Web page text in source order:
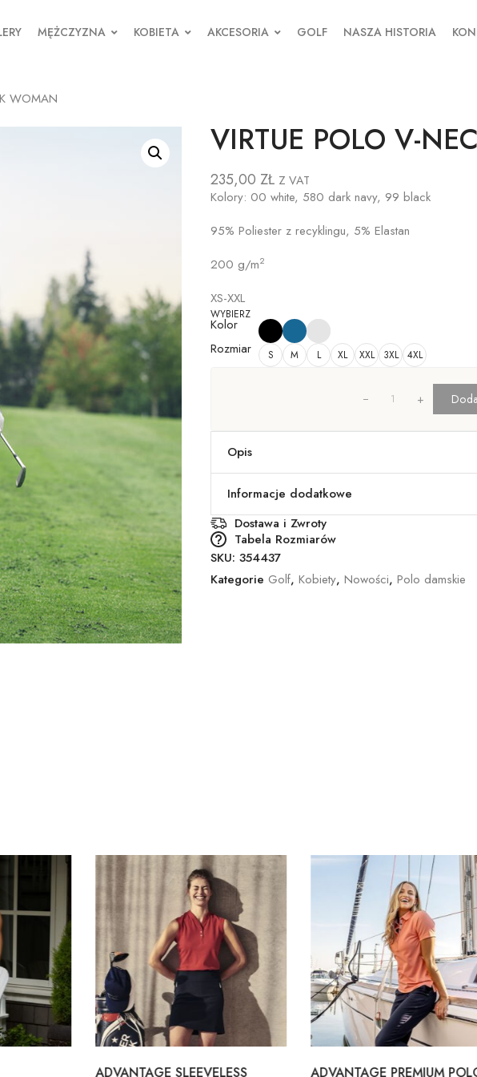
MĘŻCZYZNA KOBIETA AKCESORIA GOLF NASZA HISTORIA
WOMAN
VIRTUE POLO V-
235,00 ZŁ Z VAT
Kolory: 00 white, 580 dark navy, 99 black
95% Poliester z recyklingu, 5% Elastan
200 g/m2
XS-XXL
WYBIERZ
Kolor
Rozmiar
S M L XL XXL 3XL 4XL
+
Opis
Informacje dodatkowe
Dostawa i Zwroty
Tabela Rozmiarów
SKU: 354437
Kategorie Golf, Kobiety, Nowości, Polo damskie
ADVANTAGE SLEEVELESS ADVANTAGE PREMIUM